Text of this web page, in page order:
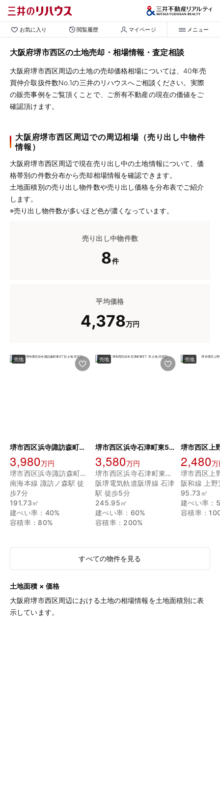
お気に入り 閲覧履歴 マイページ メニュー
大阪府堺市西区の土地売却・相場情報・査定相談
大阪府堺市西区周辺の土地の売却価格相場については、40年売
買仲介取扱件数No.1の三井のリハウスへご相談ください。実際
の販売事例をご覧頂くことで、ご所有不動産の現在の価値をご
確認頂けます。
大阪府堺市西区周辺での周辺相場（売り出し中物件
情報）
大阪府堺市西区周辺で現在売り出し中の土地情報について、価
格帯別の件数分布から売却相場情報を確認できます。
土地面積別の売り出し物件数や売り出し価格を分布表でご紹介
します。
※売り出し物件数が多いほど色が濃くなっています。
売り出し中物件数
8件
平均価格
4,378万円
売地
堺市西区浜寺諏訪森町東3丁目土地
3,980万円
堺市西区浜寺諏訪森町東３丁
南海本線 諏訪ノ森駅 徒
歩7分
191.73㎡
建ぺい率：40%
容積率：80%
売地
堺市西区浜寺石津町東5丁 売土地
3,580万円
堺市西区浜寺石津町東５丁
阪堺電気軌道阪堺線 石津
駅 徒歩5分
245.95㎡
建ぺい率：60%
容積率：200%
売地
2,480万
阪和線 上
95.73㎡
建ぺい率：
容積率：
すべての物件を見る
土地面積 × 価格
大阪府堺市西区周辺における土地の相場情報を土地面積別に表
示しています。